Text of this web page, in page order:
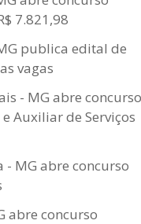
7.821,98
publica edital de
vagas
- MG abre concurso
Auxiliar de Serviços
MG abre concurso
abre concurso